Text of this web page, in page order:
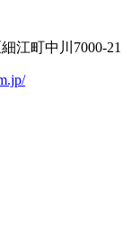
江町中川7000-21